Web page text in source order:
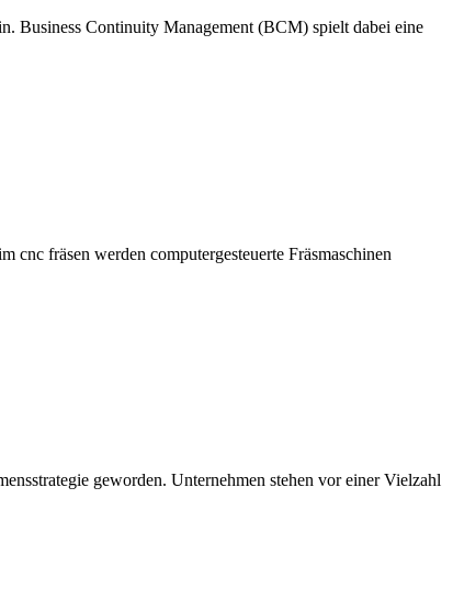
Business Continuity Management (BCM) spielt dabei eine
fräsen werden computergesteuerte Fräsmaschinen
geworden. Unternehmen stehen vor einer Vielzahl